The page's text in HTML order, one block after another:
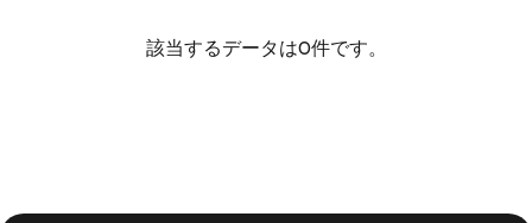
該当するデータは0件です。